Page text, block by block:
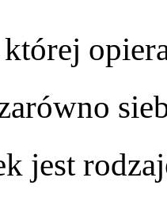
której
jest